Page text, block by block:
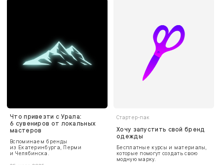
Что привезти c Урала:
6 сувениров от локальных
мастеров
Вспоминаем бренды
из Екатеринбурга, Перми
и Челябинска.
Стартер-пак
Хочу запустить свой бренд
одежды
Бесплатные курсы и материалы,
которые помогут создать свою
модную марку.